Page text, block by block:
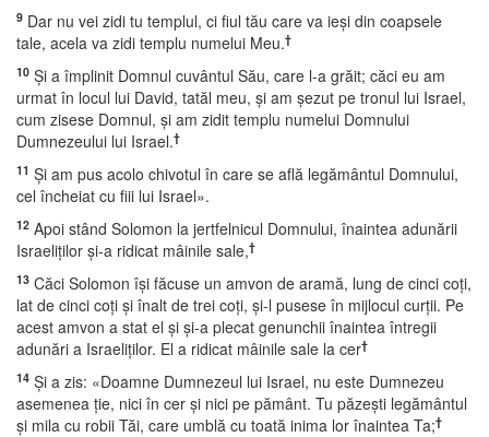
9 Dar nu vei zidi tu templul, ci fiul tău care va ieşi din coapsele
tale, acela va zidi templu numelui Meu.†
10 Şi a împlinit Domnul cuvântul Său, care l-a grăit; căci eu am
urmat în locul lui David, tatăl meu, şi am şezut pe tronul lui Israel,
cum zisese Domnul, şi am zidit templu numelui Domnului
Dumnezeului lui Israel.†
11 Şi am pus acolo chivotul în care se află legământul Domnului,
cel încheiat cu fiii lui Israel».
12 Apoi stând Solomon la jertfelnicul Domnului, înaintea adunării
Israeliţilor şi-a ridicat mâinile sale,†
13 Căci Solomon îşi făcuse un amvon de aramă, lung de cinci coţi,
lat de cinci coţi şi înalt de trei coţi, şi-l pusese în mijlocul curţii. Pe
acest amvon a stat el şi şi-a plecat genunchii înaintea întregii
adunări a Israeliţilor. El a ridicat mâinile sale la cer†
14 Şi a zis: «Doamne Dumnezeul lui Israel, nu este Dumnezeu
asemenea ţie, nici în cer şi nici pe pământ. Tu păzeşti legământul
şi mila cu robii Tăi, care umblă cu toată inima lor înaintea Ta;†